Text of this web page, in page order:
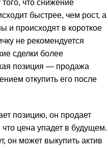
что снижение
быстрее, чем рост, а
и происходят в короткое
не рекомендуется
сделки более
позиция — продажа
откупить его после
позицию, он продает
цена упадет в будущем.
он может выкупить актив